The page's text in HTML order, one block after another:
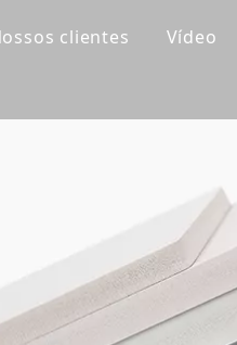
clientes Vídeo